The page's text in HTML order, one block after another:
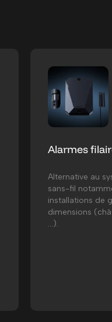
Alarmes
Alternative au
sans-fil
installations de
dimensions
…).